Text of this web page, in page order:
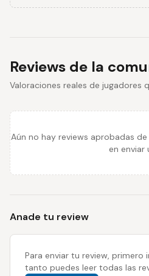
Reviews de la
Valoraciones reales de jugadores
Aún no hay reviews aprobadas
en enviar
Anade tu review
Para enviar tu review, primero
tanto puedes leer todas las